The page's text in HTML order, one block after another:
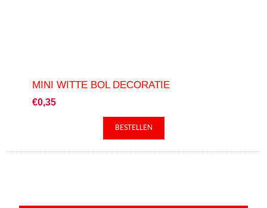
MINI WITTE BOL DECORATIE
€0,35